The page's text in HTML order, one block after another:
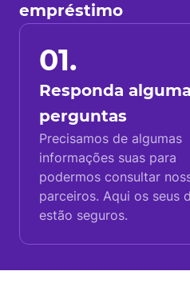
empréstimo
01.
Responda
perguntas
Precisamos de algumas
informações suas para
podermos consultar
parceiros. Aqui os seus
estão seguros.